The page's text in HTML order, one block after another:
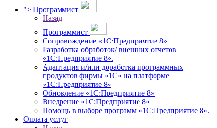
"> Программист
Назад
Программист
Сопровождение «1С:Предприятие 8»
Разработка обработок/ внешних отчетов
«1С:Предприятие 8».
Адаптация и/или доработка программных
продуктов фирмы «1С» на платформе
«1С:Предприятие 8»
Обновление «1С:Предприятие 8»
Внедрение «1С:Предприятие 8»
Помощь в выборе программ «1С:Предприятие 8».
Оплата услуг